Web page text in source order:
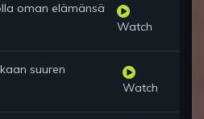
oman elämänsä
Watch
suuren
Watch